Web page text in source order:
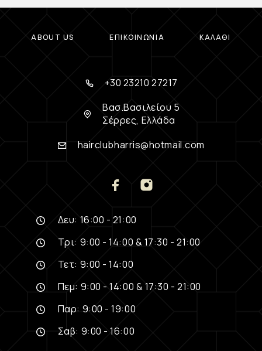
ABOUT US ΕΠΙΚΟΙΝΩΝΊΑ ΚΑΛΆΘΙ
+30 23210 27217
Βασ.Βασιλείου 5
Σέρρες, Ελλάδα
hairclubharris@hotmail.com
Δευ: 16:00 - 21:00
Τρι: 9:00 - 14:00 & 17:30 - 21:00
Τετ: 9:00 - 14:00
Πεμ: 9:00 - 14:00 & 17:30 - 21:00
Παρ: 9:00 - 19:00
Σαβ: 9:00 - 16:00